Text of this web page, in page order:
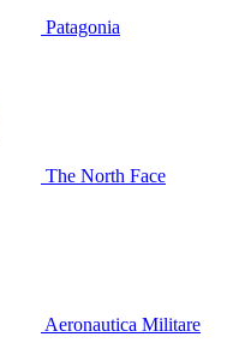
Patagonia
The North Face
Aeronautica Militare